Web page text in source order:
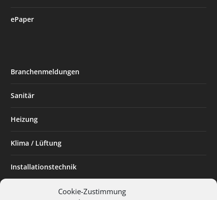
Cookie-Zustimmung
ePaper
Branchenmeldungen
Sanitär
Heizung
Klima / Lüftung
Installationstechnik
Planen & Bauen